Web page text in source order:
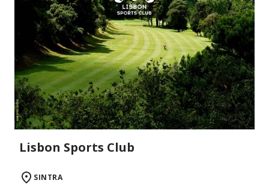
Lisbon Sports Club
SINTRA